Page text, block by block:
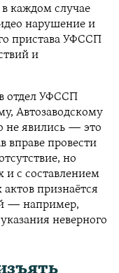
каждом случае
нарушение и
пристава УФССП
и
отдел УФССП
Автозаводскому
не явились — это
вправе провести
но
и с составлением
признаётся
— например,
неверного